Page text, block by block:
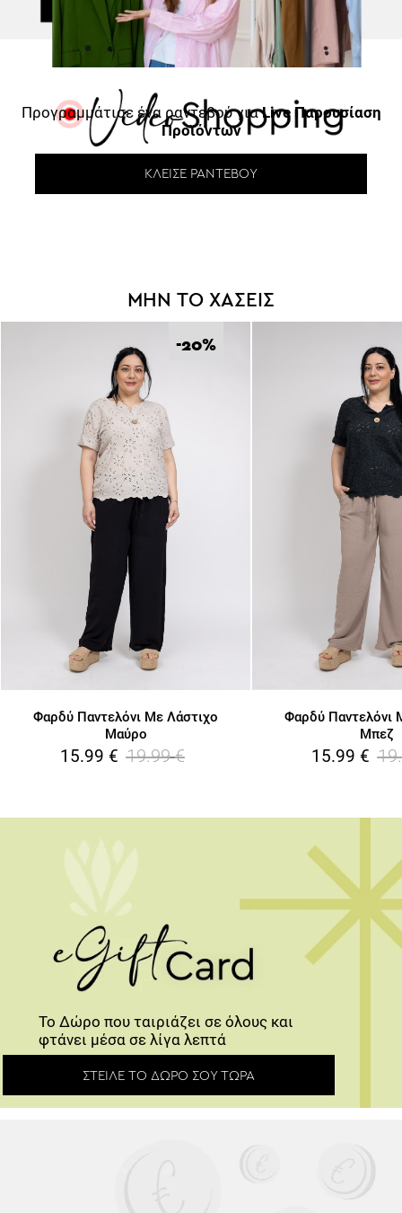
Προγραμμάτισε ένα ραντεβού γιαLive Παρουσίαση
Προϊόντων
ΚΛΕΊΣΕ ΡΑΝΤΕΒΟΎ
ΜΗΝ ΤΟ ΧΑΣΕΙΣ
-20%
Φαρδύ Παντελόνι Με Λάστιχο
Μαύρο
15.99 € 19.99 €
Φαρδύ Παντελόνι
Μπεζ
15.99 €
Το Δώρο που ταιριάζει σε όλους και
φτάνει μέσα σε λίγα λεπτά
ΣΤΕΊΛΕ ΤΟ ΔΏΡΟ ΣΟΥ ΤΏΡΑ